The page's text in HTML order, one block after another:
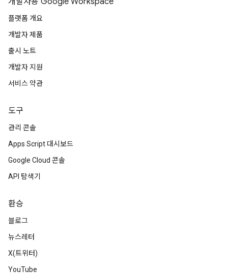
플랫폼 개요
개발자 제품
출시 노트
개발자 지원
서비스 약관
도구
관리 콘솔
Apps Script 대시보드
Google Cloud 콘솔
API 탐색기
환승
블로그
뉴스레터
X(트위터)
YouTube